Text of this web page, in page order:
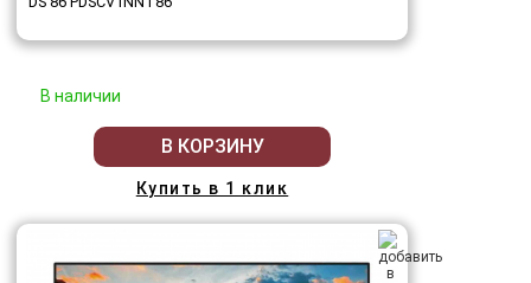
В наличии
В КОРЗИНУ
Купить в 1 клик